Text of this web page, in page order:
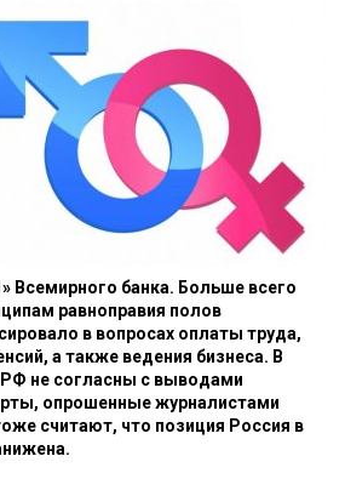
Всемирного банка. Больше всего
равноправия полов
в вопросах оплаты труда,
а также ведения бизнеса. В
РФ не согласны с выводами
опрошенные журналистами
считают, что позиция Россия в